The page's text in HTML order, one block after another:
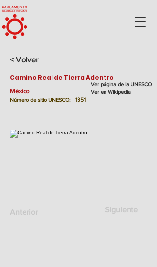
< Volver
Camino Real de Tierra Adentro
México
Número de sitio UNESCO: 1351
Ver página de la UNESCO
Ver en Wikipedia
Anterior Siguiente